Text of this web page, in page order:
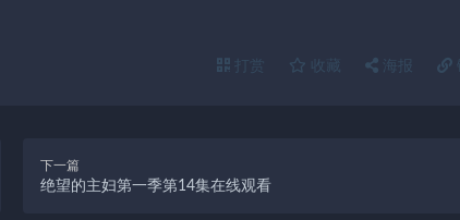
打赏 收藏 海报
下一篇
绝望的主妇第一季第14集在线观看